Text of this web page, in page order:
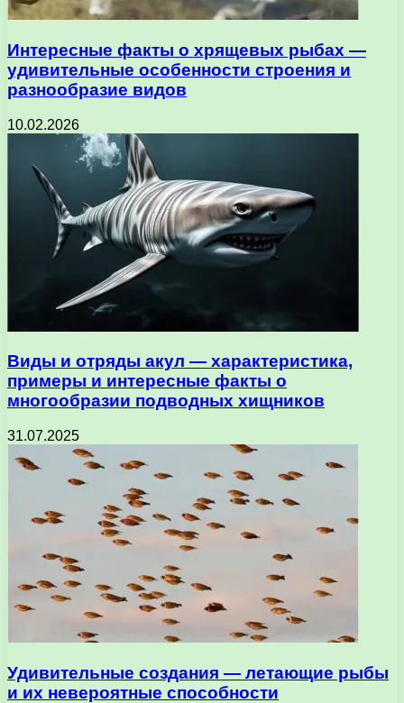
Интересные факты о хрящевых рыбах —
удивительные особенности строения и
разнообразие видов
10.02.2026
Виды и отряды акул — характеристика,
примеры и интересные факты о
многообразии подводных хищников
31.07.2025
Удивительные создания — летающие рыбы
и их невероятные способности